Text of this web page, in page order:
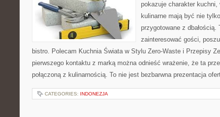
pokazuje charakter
kulinarne mają być nie
przygotowane z
zainteresować gości,
bistro. Polecam Kuchnia Świata w Stylu Zero-Waste i Przepisy
pierwszego kontaktu z marką można odnieść wrażenie, że ta
połączoną z kulinarnością. To nie jest bezbarwna prezentacja
CATEGORIES: INDONEZJA